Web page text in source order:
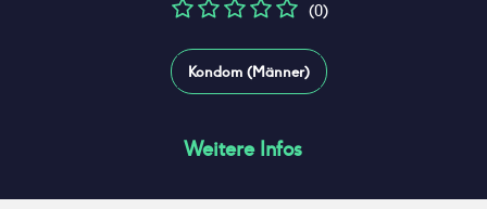
(0)
Kondom (Männer)
Weitere Infos